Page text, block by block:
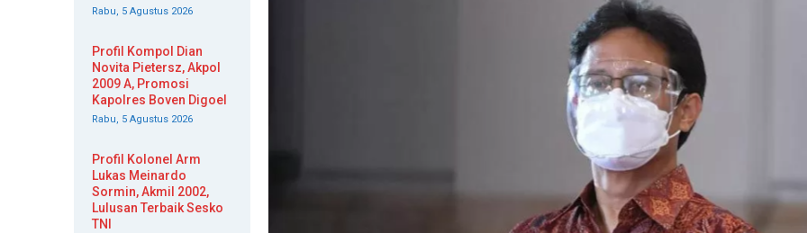
Rabu, 5 Agustus 2026
Profil Kompol Dian
Novita Pietersz, Akpol
2009 A, Promosi
Kapolres Boven Digoel
Rabu, 5 Agustus 2026
Profil Kolonel Arm
Lukas Meinardo
Sormin, Akmil 2002,
Lulusan Terbaik Sesko
TNI